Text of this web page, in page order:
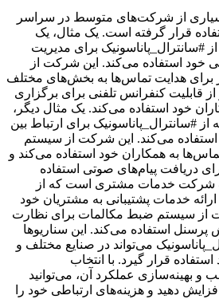
بسیاری از شرکت‌های متوسط در سراسر
قرار گرفته است. یک مثال، یک
#سانترال_پاناسونیک برای مدیریت
استفاده می‌کند. این شرکت از
برای هدایت تماس‌ها به بخش‌های مختلف
قابلیت کنفرانس تلفنی برای برگزاری
خود استفاده می‌کند. یک مثال دیگر،
#سانترال_پاناسونیک برای ارتباط بین
می‌کند. این شرکت از سیستم
به همکاران خود استفاده می‌کند و
دریافت پیام‌های صوتی استفاده
شرکت خدمات مشتری است که از
خدمات پشتیبانی به مشتریان خود
از سیستم ضبط مکالمات برای نظارت
استفاده می‌کند. این سناریوها
می‌تواند در صنایع مختلف و
قرار گیرد. با انتخاب
و بهینه‌سازی عملکرد آن، می‌توانید
دهید و هزینه‌های ارتباطی خود را